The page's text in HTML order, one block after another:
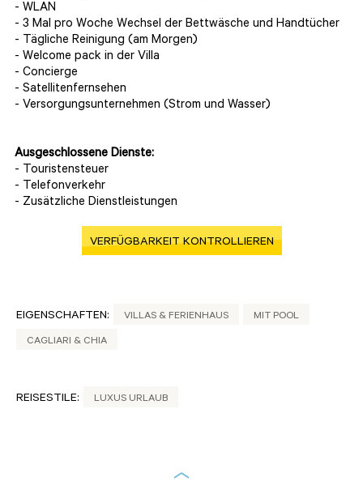
- WLAN
- 3 Mal pro Woche Wechsel der Bettwäsche und Handtücher
- Tägliche Reinigung (am Morgen)
- Welcome pack in der Villa
- Concierge
- Satellitenfernsehen
- Versorgungsunternehmen (Strom und Wasser)
Ausgeschlossene Dienste:
- Touristensteuer
- Telefonverkehr
- Zusätzliche Dienstleistungen
VERFÜGBARKEIT KONTROLLIEREN
EIGENSCHAFTEN: VILLAS & FERIENHAUS MIT POOL
CAGLIARI & CHIA
REISESTILE: LUXUS URLAUB